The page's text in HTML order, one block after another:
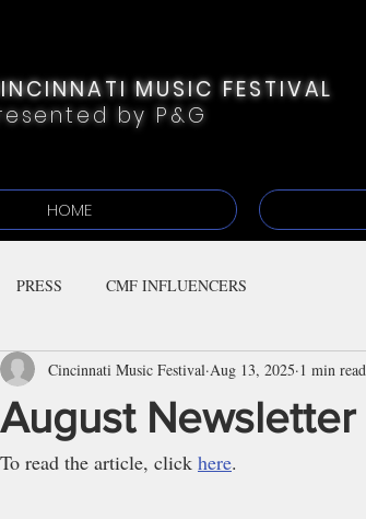
MUSIC FESTIVAL
by P&G
HOME
PRESS CMF INFLUENCERS
August Newsletter
Cincinnati Music Festival Aug 13, 2025 1 min read
To read the article, click here.